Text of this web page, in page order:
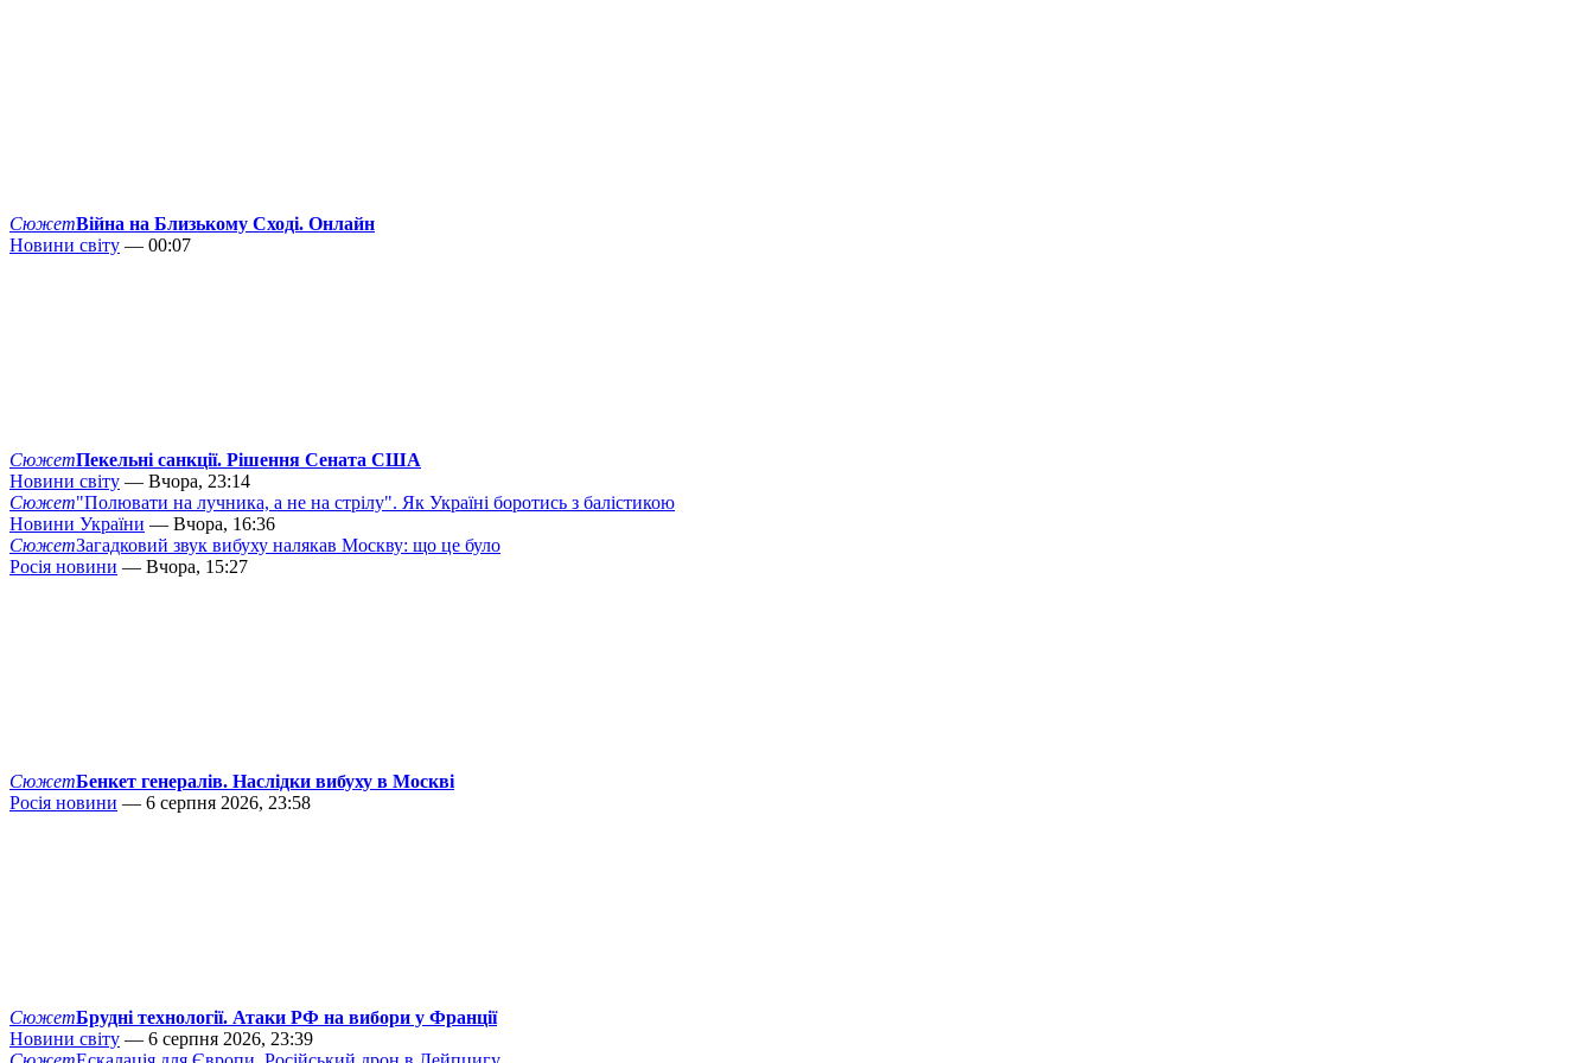
СюжетВійна на Близькому Сході. Онлайн
Новини світу — 00:07
СюжетПекельні санкції. Рішення Сената США
Новини світу — Вчора, 23:14
Сюжет"Полювати на лучника, а не на стрілу". Як Україні боротись з балістикою
Новини України — Вчора, 16:36
СюжетЗагадковий звук вибуху налякав Москву: що це було
Росія новини — Вчора, 15:27
СюжетБенкет генералів. Наслідки вибуху в Москві
Росія новини — 6 серпня 2026, 23:58
СюжетБрудні технології. Атаки РФ на вибори у Франції
Новини світу — 6 серпня 2026, 23:39